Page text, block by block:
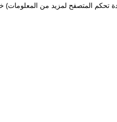
تحكم المتصفح لمزيد من المعلومات)